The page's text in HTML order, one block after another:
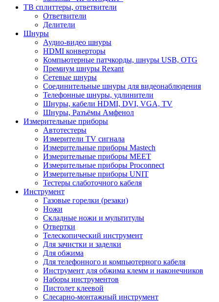
ТВ сплиттеры, ответвители
Ответвители
Делители
Шнуры
Аудио-видео шнуры
HDMI конверторы
Компьютерные патчкорды, шнуры USB, OTG
Премиум шнуры Rexant
Сетевые шнуры
Соединительные шнуры для видеонаблюдения
Телефонные шнуры, удлинители
Шнуры, кабели HDMI, DVI, VGA, TV
Шнуры, Разъёмы Амфенол
Измерительные приборы
Автотестеры
Измерители TV сигнала
Измерительные приборы Mastech
Измерительные приборы MEET
Измерительные приборы Proconnect
Измерительные приборы UNIT
Тестеры слаботочного кабеля
Инструмент
Газовые горелки (резаки)
Ножи
Складные ножи и мультитулы
Отвертки
Телескопический инструмент
Для зачистки и заделки
Для обжима
Для телефонного и компьютерного кабеля
Инструмент для обжима клемм и наконечников
Наборы инструментов
Пистолет клеевой
Слесарно-монтажный инструмент